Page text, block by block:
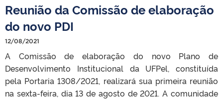
Reunião da Comissão de elaboração
do novo PDI
12/08/2021
A Comissão de elaboração do novo Plano de
Desenvolvimento Institucional da UFPel, constituída
pela Portaria 1308/2021, realizará sua primeira reunião
na sexta-feira, dia 13 de agosto de 2021. A comunidade